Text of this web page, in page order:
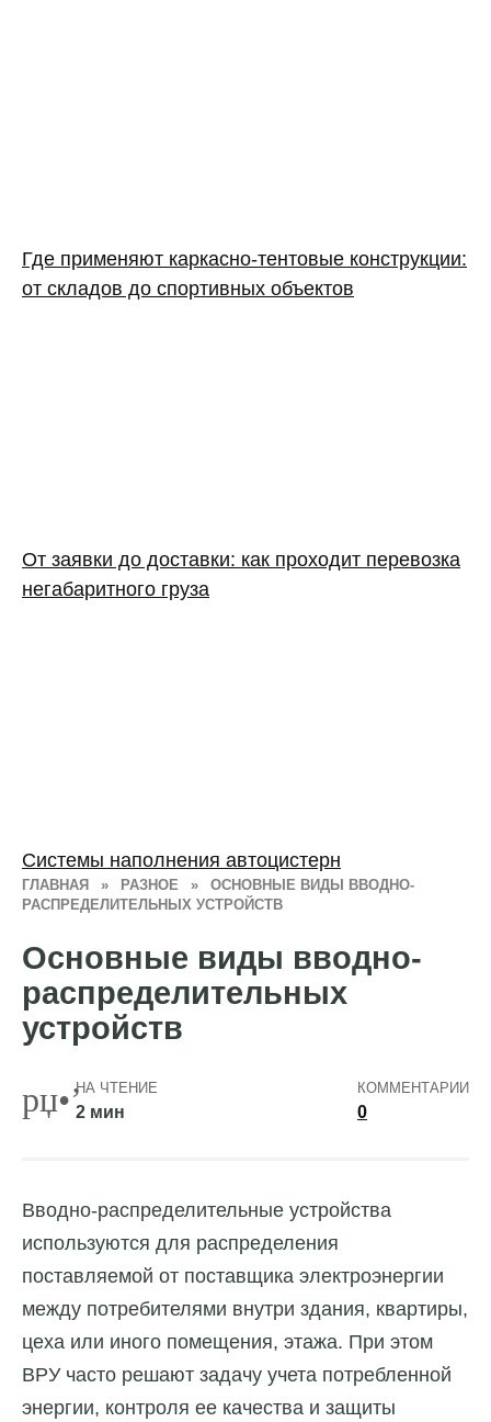
ГЛАВНАЯ » РАЗНОЕ »
ОСНОВНЫЕ ВИДЫ ВВОДНО-
РАСПРЕДЕЛИТЕЛЬНЫХ УСТРОЙСТВ
Основные виды вводно-
распределительных
устройств
НА ЧТЕНИЕ
2 мин
КОММЕНТАРИИ
0
Вводно-распределительные устройства
используются для распределения
поставляемой от поставщика электроэнергии
между потребителями внутри здания, квартиры,
цеха или иного помещения, этажа. При этом
ВРУ часто решают задачу учета потребленной
энергии, контроля ее качества и защиты
Где применяют каркасно‑тентовые конструкции:
от складов до спортивных объектов
От заявки до доставки: как проходит перевозка
негабаритного груза
Системы наполнения автоцистерн